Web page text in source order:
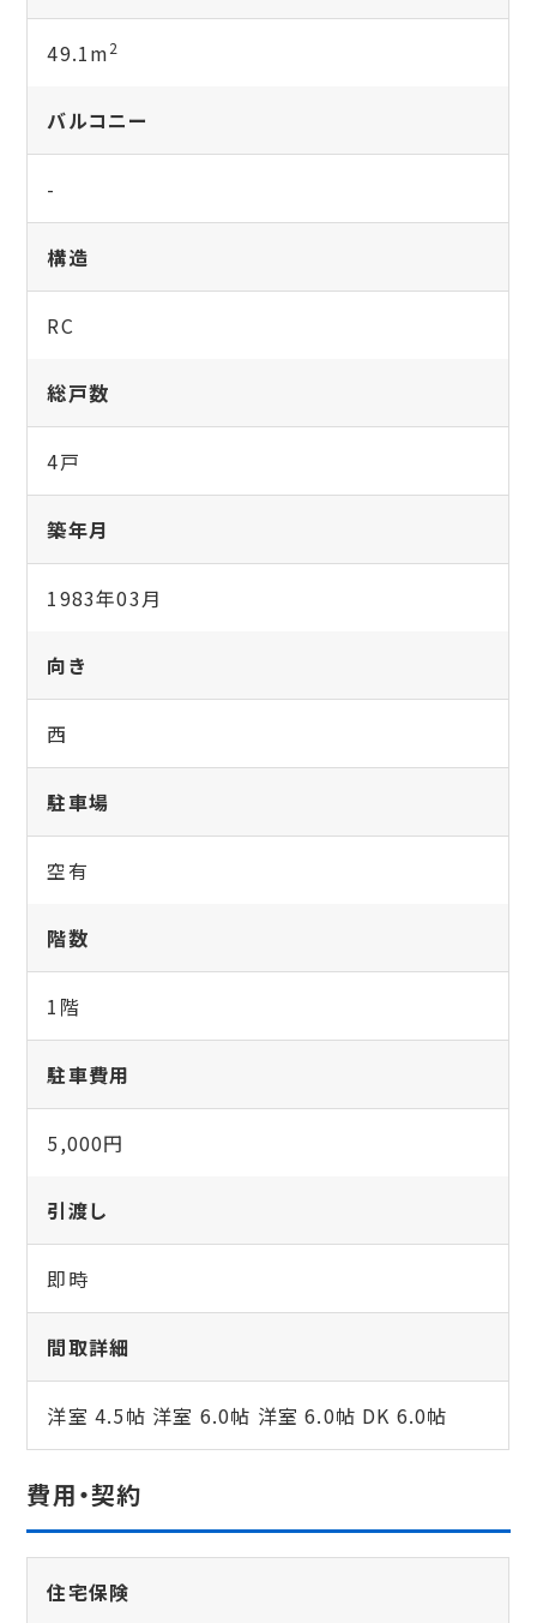
49.1m2
バルコニー
-
構造
RC
総戸数
4戸
築年月
1983年03月
向き
西
駐車場
空有
階数
1階
駐車費用
5,000円
引渡し
即時
間取詳細
洋室 4.5帖 洋室 6.0帖 洋室 6.0帖 DK 6.0帖
費用・契約
住宅保険